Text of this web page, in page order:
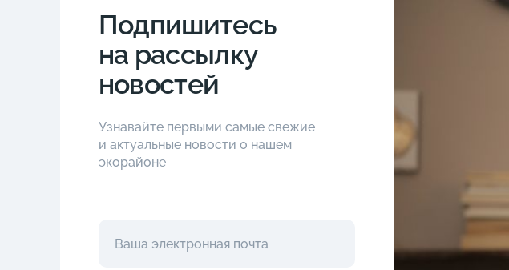
Подпишитесь
на рассылку
новостей
Узнавайте первыми самые свежие
и актуальные новости о нашем
экорайоне